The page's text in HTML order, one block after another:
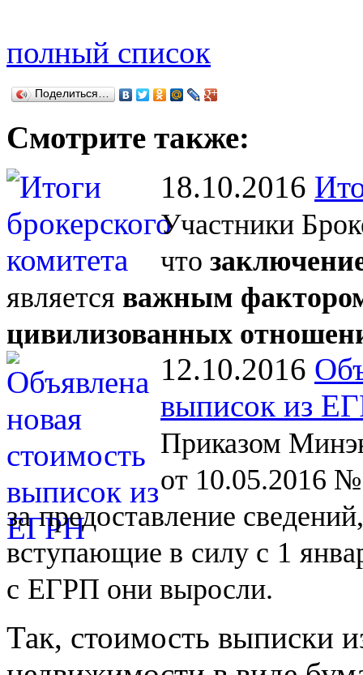
полный список
Поделиться…
Смотрите также:
18.10.2016
Участники
что
является важным
цивилизованных
12.10.2016
выписок из
Приказом
от 10.05.2016 №
за предоставление
вступающие в силу с 1
с ЕГРП они выросли.
Так, стоимость выписки